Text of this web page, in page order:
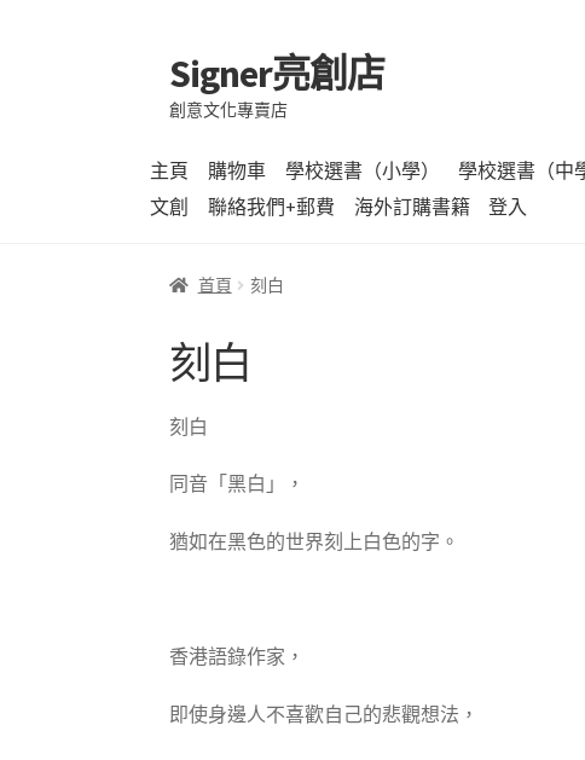
跳
至
導
列
跳
至
主
內
容
Signer亮創店
創意文化專賣店
主頁 購物車 學校選書（小學） 學校選書（中
文創
聯絡我們+郵費 海外訂購書籍 登入
首頁 刻白
刻白
刻白
同音「黑白」，
猶如在黑色的世界刻上白色的字。
香港語錄作家，
即使身邊人不喜歡自己的悲觀想法，